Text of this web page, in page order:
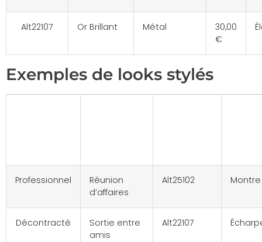
Alt22107 Or Brillant Métal
30,00
€
Exemples de looks stylés
Professionnel
Réunion
d’affaires
Alt25102
Décontracté
Sortie entre
amis
Alt22107